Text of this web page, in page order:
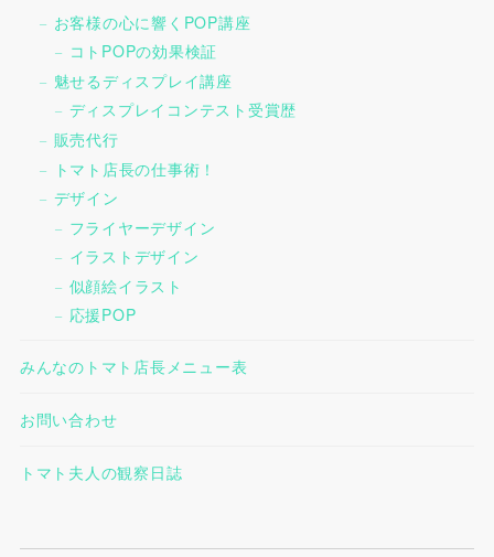
お客様の心に響くPOP講座
コトPOPの効果検証
魅せるディスプレイ講座
ディスプレイコンテスト受賞歴
販売代行
トマト店長の仕事術！
デザイン
フライヤーデザイン
イラストデザイン
似顔絵イラスト
応援POP
みんなのトマト店長メニュー表
お問い合わせ
トマト夫人の観察日誌